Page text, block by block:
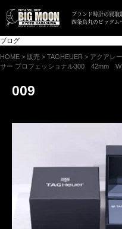
ブランド時計の買取
四条烏丸のビッグム
ブログ
HOME > 販売 > TAGHEUER > アクアレ
サー プロフェッショナル300 42mm
009